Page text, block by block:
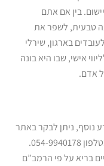
בין אם אתם
טבעית, לשפר את
בארגון, שירלי
אישי, שבו היא בונה
אדם.
נוסף, ניתן לבקר באתר
www.shirlateva.com או ליצור קשר ישיר בטלפון 054-9940178.
בריא על פי הרמב”ם